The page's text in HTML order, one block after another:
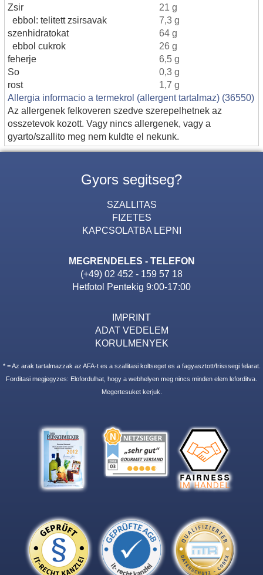
Zsir
21 g
ebbol: telitett zsirsavak
7,3 g
szenhidratokat
64 g
ebbol cukrok
26 g
feherje
6,5 g
So
0,3 g
rost
1,7 g
Allergia informacio a termekrol (allergent tartalmaz) (36550)
Az allergenek felkoveren szedve szerepelhetnek az
osszetevok kozott. Vagy nincs allergenek, vagy a
gyarto/szallito meg nem kuldte el nekunk.
Gyors segitseg?
SZALLITAS
FIZETES
KAPCSOLATBA LEPNI
MEGRENDELES - TELEFON
(+49) 02 452 - 159 57 18
Hetfotol Pentekig 9:00-17:00
IMPRINT
ADAT VEDELEM
KORULMENYEK
* = Az arak tartalmazzak az AFA-t es a szallitasi koltseget es a fagyasztott/frisssegi felarat.
Forditasi megjegyzes: Elofordulhat, hogy a webhelyen meg nincs minden elem leforditva.
Megertesuket kerjuk.